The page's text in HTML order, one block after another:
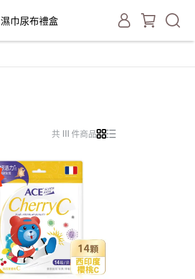
濕巾尿布禮盒
共 111 件商品